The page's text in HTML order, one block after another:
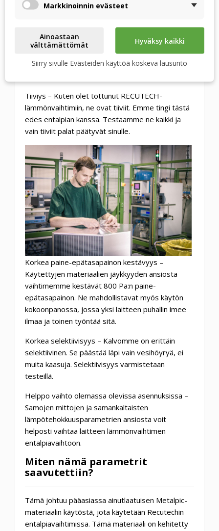
Korkea lämpötehokkuus – Materiaalien ansiosta,
muotoilun ja siten sen lisäämisen,
lämmönsiirtotehokkuus on jopa 90 %. Emme käytä
välikappaleita, koska niitä ei tarvita.
Tiiviys – Kuten olet tottunut RECUTECH-
lämmönvaihtimiin, ne ovat tiiviit. Emme tingi tästä
edes entalpian kanssa. Testaamme ne kaikki ja
vain tiiviit palat päätyvät sinulle.
Korkea paine-epätasapainon kestävyys –
Käytettyjen materiaalien jäykkyyden ansiosta
vaihtimemme kestävät 800 Pa:n paine-
epätasapainon. Ne mahdollistavat myös käytön
kokoonpanossa, jossa yksi laitteen puhallin imee
ilmaa ja toinen työntää sitä.
Korkea selektiivisyys – Kalvomme on erittäin
selektiivinen. Se päästää läpi vain vesihöyryä, ei
muita kaasuja. Selektiivisyys varmistetaan
testeillä.
Helppo vaihto olemassa olevissa asennuksissa –
Samojen mittojen ja samankaltaisten
lämpötehokkuusparametrien ansiosta voit
helposti vaihtaa laitteen lämmönvaihtimen
entalpiavaihtoon.
Miten nämä parametrit
saavutettiin?
Tämä johtuu pääasiassa ainutlaatuisen Metalpic-
materiaalin käytöstä, jota käytetään Recutechin
entalpiavaihtimissa. Tämä materiaali on kehitetty
Markkinoinnin evästeet
Ainoastaan
välttämättömät
Hyväksy kaikki
Siirry sivulle Evästeiden käyttöä koskeva lausunto